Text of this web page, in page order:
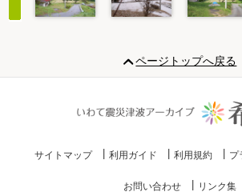
20
ページトップへ戻る
サイトマップ 利用ガイド 利用規約 プ
お問い合わせ リンク集